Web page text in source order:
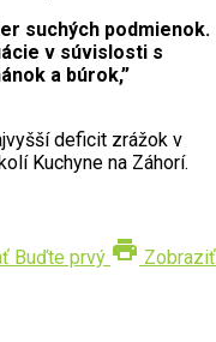
suchých podmienok.
v súvislosti s
a búrok,”
deficit zrážok v
Kuchyne na Záhorí.
Buďte prvý print Zobraziť